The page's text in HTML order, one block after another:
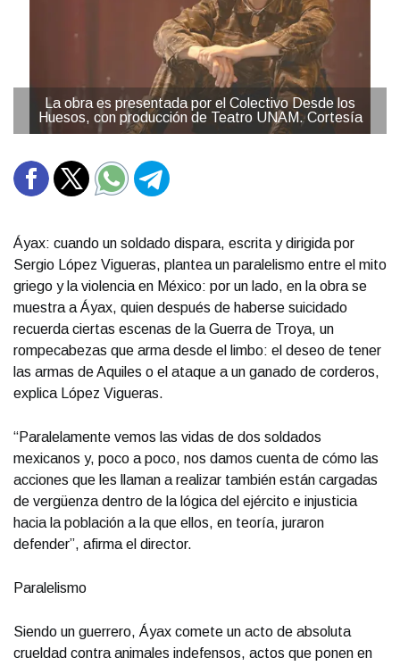
La obra es presentada por el Colectivo Desde los
Huesos, con producción de Teatro UNAM. Cortesía
Áyax: cuando un soldado dispara, escrita y dirigida por
Sergio López Vigueras, plantea un paralelismo entre el mito
griego y la violencia en México: por un lado, en la obra se
muestra a Áyax, quien después de haberse suicidado
recuerda ciertas escenas de la Guerra de Troya, un
rompecabezas que arma desde el limbo: el deseo de tener
las armas de Aquiles o el ataque a un ganado de corderos,
explica López Vigueras.
“Paralelamente vemos las vidas de dos soldados
mexicanos y, poco a poco, nos damos cuenta de cómo las
acciones que les llaman a realizar también están cargadas
de vergüenza dentro de la lógica del ejército e injusticia
hacia la población a la que ellos, en teoría, juraron
defender”, afirma el director.
Paralelismo
Siendo un guerrero, Áyax comete un acto de absoluta
crueldad contra animales indefensos, actos que ponen en